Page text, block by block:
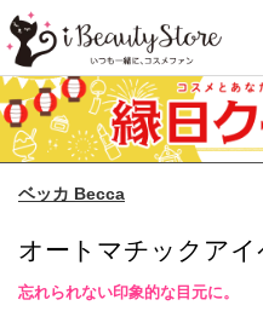
ベッカ Becca
オートマチックア
忘れられない印象的な目元に。